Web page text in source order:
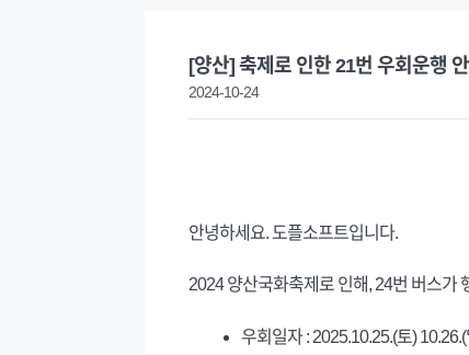
[양산] 축제로 인한 21번 우회운행
2024-10-24
안녕하세요. 도플소프트입니다.
2024 양산국화축제로 인해, 24번 버스가
우회일자 : 2025.10.25.(토)